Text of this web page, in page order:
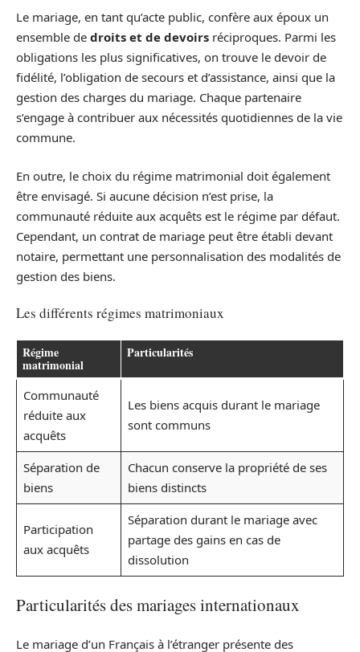
Le mariage, en tant qu’acte public, confère aux époux un
ensemble de droits et de devoirs réciproques. Parmi les
obligations les plus significatives, on trouve le devoir de
fidélité, l’obligation de secours et d’assistance, ainsi que la
gestion des charges du mariage. Chaque partenaire
s’engage à contribuer aux nécessités quotidiennes de la vie
commune.
En outre, le choix du régime matrimonial doit également
être envisagé. Si aucune décision n’est prise, la
communauté réduite aux acquêts est le régime par défaut.
Cependant, un contrat de mariage peut être établi devant
notaire, permettant une personnalisation des modalités de
gestion des biens.
Les différents régimes matrimoniaux
Régime
matrimonial
Particularités
Communauté
réduite aux
acquêts
Les biens acquis durant le mariage
sont communs
Séparation de
biens
Chacun conserve la propriété de ses
biens distincts
Participation
aux acquêts
Séparation durant le mariage avec
partage des gains en cas de
dissolution
Particularités des mariages internationaux
Le mariage d’un Français à l’étranger présente des